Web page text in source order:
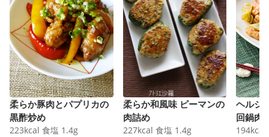
柔らか豚肉とパプリカの
黒酢炒め
223kcal 食塩 1.4g
柔らか和風味 ピーマンの
肉詰め
227kcal 食塩 1.4g
ヘルシ
回鍋肉
194kcal